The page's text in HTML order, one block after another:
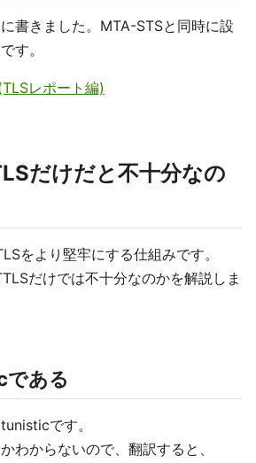
書きました。MTA-STSと同時に設
す。
レポート編)
だけだと不十分なの
をより堅牢にする仕組みです。
だけでは不十分なのかを解説しま
ある
です。
わからないので、翻訳すると、